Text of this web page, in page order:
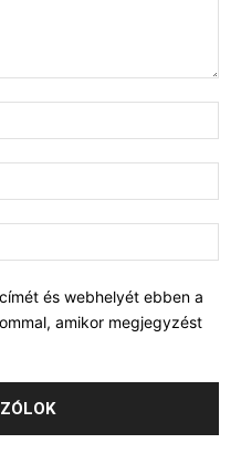
és webhelyét ebben a
amikor megjegyzést